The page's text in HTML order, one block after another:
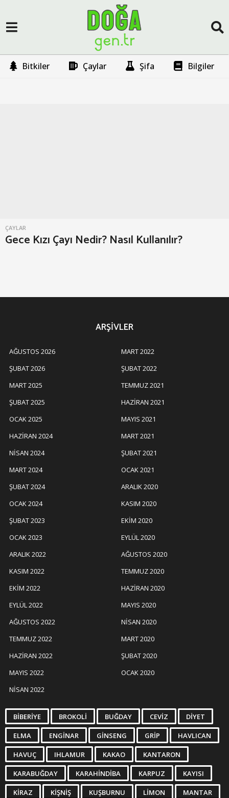
Bitkiler Çaylar Şifa Bilgiler
0
2
ÇAYLAR
Gece Kızı Çayı Nedir? Nasıl Kullanılır?
ARŞIVLER
AĞUSTOS 2026
ŞUBAT 2026
MART 2025
ŞUBAT 2025
OCAK 2025
HAZIRAN 2024
NISAN 2024
MART 2024
ŞUBAT 2024
OCAK 2024
ŞUBAT 2023
OCAK 2023
ARALIK 2022
KASIM 2022
EKIM 2022
EYLÜL 2022
AĞUSTOS 2022
TEMMUZ 2022
HAZIRAN 2022
MAYIS 2022
NISAN 2022
MART 2022
ŞUBAT 2022
TEMMUZ 2021
HAZIRAN 2021
MAYIS 2021
MART 2021
ŞUBAT 2021
OCAK 2021
ARALIK 2020
KASIM 2020
EKIM 2020
EYLÜL 2020
AĞUSTOS 2020
TEMMUZ 2020
HAZIRAN 2020
MAYIS 2020
NISAN 2020
MART 2020
ŞUBAT 2020
OCAK 2020
BIBERIYE BROKOLI BUĞDAY CEVIZ DIYET
ELMA ENGINAR GINSENG GRIP HAVLICAN
HAVUÇ IHLAMUR KAKAO KANTARON
KARABUĞDAY KARAHINDIBA KARPUZ KAYISI
KIRAZ KIŞNIŞ KUŞBURNU LIMON MANTAR